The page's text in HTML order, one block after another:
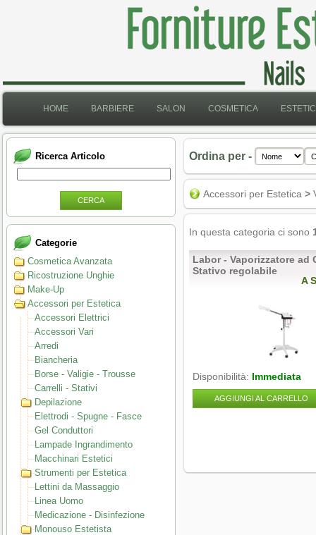
HOME BARBIERE SALON COSMETICA
Ricerca Articolo
CERCA
Categorie
Cosmetica Avanzata
Ricostruzione Unghie
Make-Up
Accessori per Estetica
Accessori Elettrici
Accessori Vari
Arredi
Biancheria
Borse - Valigie - Trousse
Carrelli - Stativi
Depilazione
Elettrodi - Spugne - Fasce
Gel Conduttori
Lampade Ingrandimento
Macchinari Estetici
Strumenti per Estetica
Lettini da Massaggio
Linea Uomo
Medicazione - Disinfezione
Monouso Estetista
Ordina per -
Accessori per Estetica >
In questa categoria ci sono
Labor - Vaporizzatore ad
Stativo regolabile
A
Disponibilità: Immediata
AGGIUNGI AL CARRELLO